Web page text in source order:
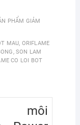
PHẨM GIẢM
MAU, ORIFLAME
, SON LAM
CO LOI BOT
môi